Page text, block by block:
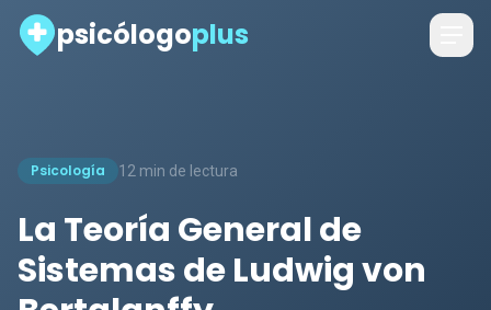
psicólogoplus
Psicología 12 min de lectura
La Teoría General de
Sistemas de Ludwig von